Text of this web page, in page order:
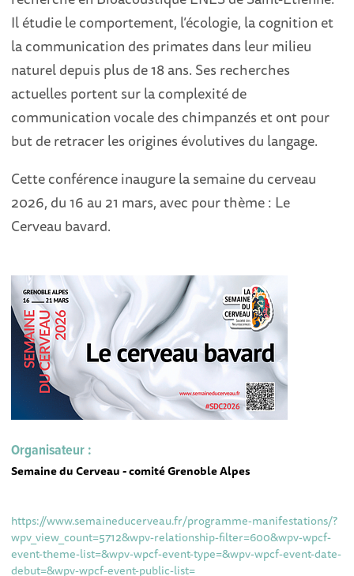
Il étudie le comportement, l’écologie, la cognition et
la communication des primates dans leur milieu
naturel depuis plus de 18 ans. Ses recherches
actuelles portent sur la complexité de
communication vocale des chimpanzés et ont pour
but de retracer les origines évolutives du langage.
Cette conférence inaugure la semaine du cerveau
2026, du 16 au 21 mars, avec pour thème : Le
Cerveau bavard.
Organisateur :
Semaine du Cerveau - comité Grenoble Alpes
https://www.semaineducerveau.fr/programme-manifestations/?
wpv_view_count=5712&wpv-relationship-filter=600&wpv-wpcf-
event-theme-list=&wpv-wpcf-event-type=&wpv-wpcf-event-date-
debut=&wpv-wpcf-event-public-list=